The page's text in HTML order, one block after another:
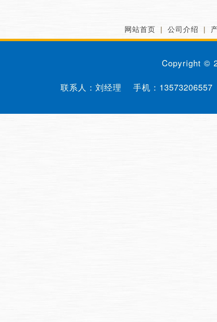
网站首页 | 公司介绍 |
Copyright ©
联系人：刘经理 手机： 13573206557